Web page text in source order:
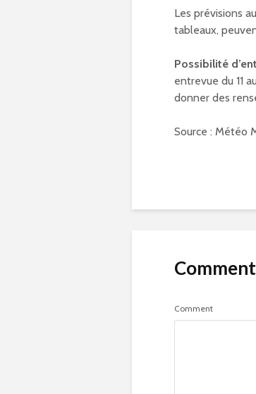
Les prévisions
tableaux,
Possibilité
entrevue du 11
donner des
Source : Météo
Comment